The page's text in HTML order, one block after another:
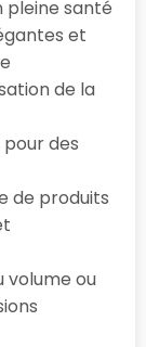
pleine santé
et
de la
des
de produits
volume ou